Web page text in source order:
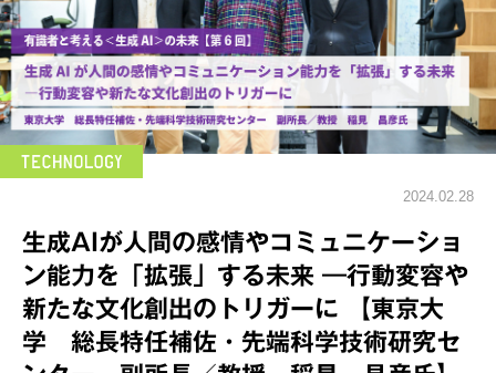
2024.02.28
生成AIが人間の感情やコミュニケーショ
ン能力を「拡張」する未来 ―行動変容や
新たな文化創出のトリガーに 【東京大
学 総長特任補佐・先端科学技術研究セ